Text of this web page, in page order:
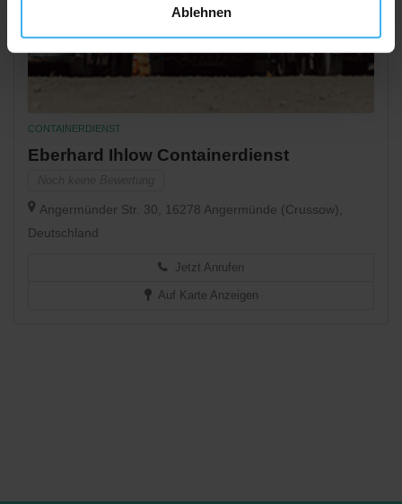
Ablehnen
CONTAINERDIENST
Eberhard Ihlow Containerdienst
Angermünder Str. 30, 16278 Angermünde (Crussow),
Deutschland
Jetzt Anrufen
Auf Karte Anzeigen